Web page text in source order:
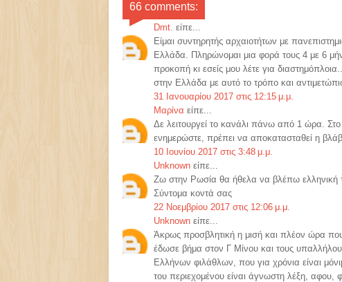
66 comments:
Dmt. είπε...
Είμαι συντηρητής αρχαιοτήτων με
Ελλάδα. Πληρώνομαι μια φορά τους 4 με 6
προκοπή κι εσείς μου λέτε για
στην Ελλάδα με αυτό το τρόπο και
31 Ιανουαρίου 2017 στις 12:15 μ.μ.
Μαρίνα είπε...
Δε λειτουργεί το κανάλι πάνω από 1 ώρα.
ενημερώστε, πρέπει να αποκατασταθεί η
10 Ιουνίου 2017 στις 3:48 μ.μ.
Unknown είπε...
Ζω στην Ρωσία θα ήθελα να βλέπω ελληνική
Σύντομα κοντά σας
22 Νοεμβρίου 2017 στις 12:06 μ.μ.
Unknown είπε...
Άκρως προσβλητική η μισή και πλέον ώρα
έδωσε βήμα στον Γ Μίνου και τους
Ελλήνων φιλάθλων, που για χρόνια είναι
του περιεχομένου είναι άγνωστη λέξη,